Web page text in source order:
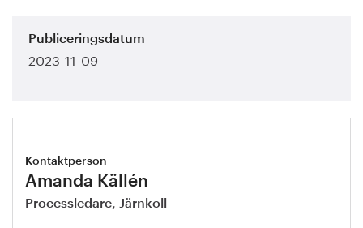
Publiceringsdatum
2023-11-09
Kontaktperson
Amanda Källén
Processledare, Järnkoll